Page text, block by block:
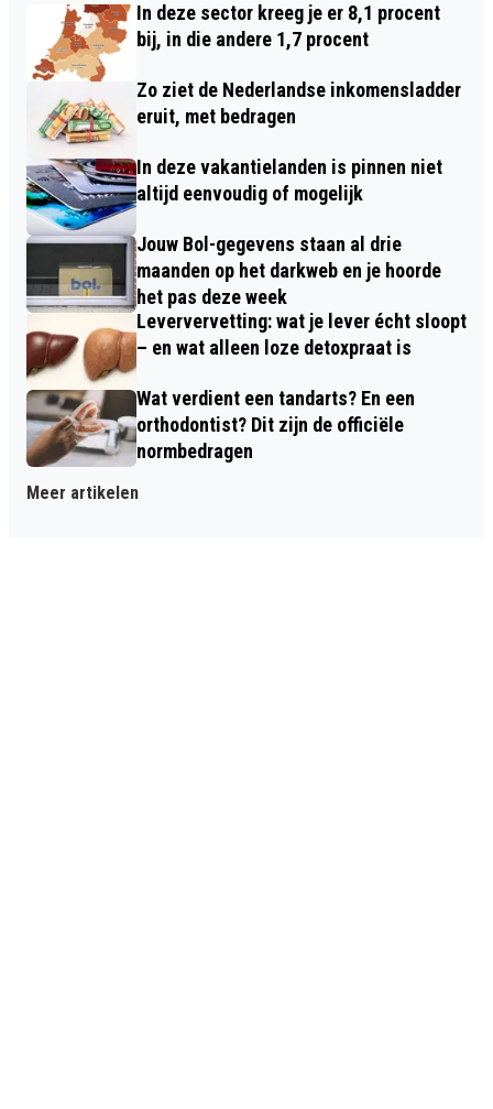
In deze sector kreeg je er 8,1 procent
bij, in die andere 1,7 procent
Zo ziet de Nederlandse inkomensladder
eruit, met bedragen
In deze vakantielanden is pinnen niet
altijd eenvoudig of mogelijk
Jouw Bol-gegevens staan al drie
maanden op het darkweb en je hoorde
het pas deze week
Leververvetting: wat je lever écht sloopt
– en wat alleen loze detoxpraat is
Wat verdient een tandarts? En een
orthodontist? Dit zijn de officiële
normbedragen
Meer artikelen